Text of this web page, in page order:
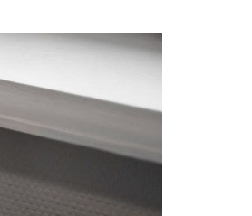
переміщених осіб